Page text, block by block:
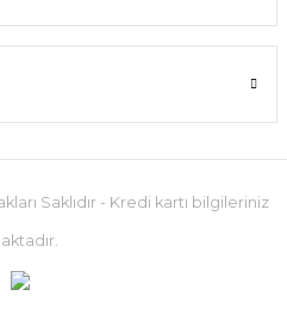
Saklıdır - Kredi kartı bilgileriniz